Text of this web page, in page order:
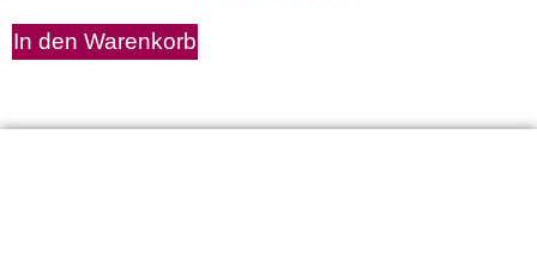
In den Warenkorb